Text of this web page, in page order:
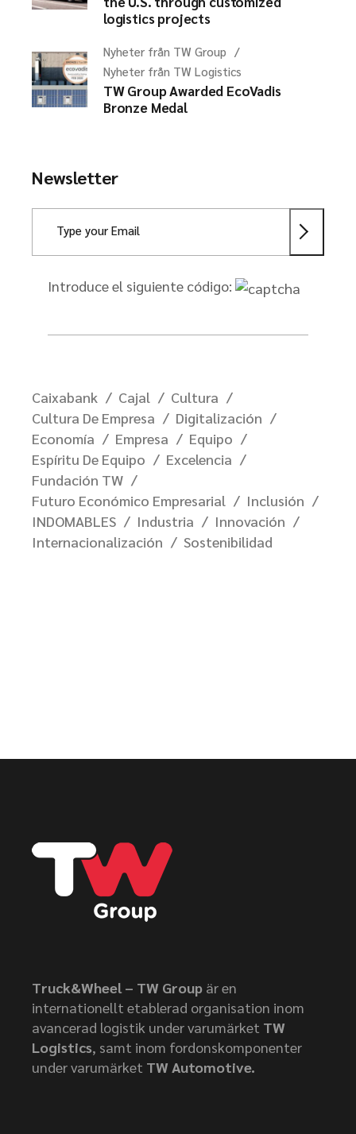
logistics projects
Nyheter från TW Group
Nyheter från TW Logistics
TW Group Awarded EcoVadis
Bronze Medal
Newsletter
Introduce el siguiente código:
Caixabank Cajal
Cultura
Cultura De Empresa
Digitalización
Economía
Empresa
Equipo
Espíritu De Equipo
Excelencia
Fundación TW
Futuro Económico Empresarial
Inclusión
INDOMABLES
Industria
Innovación
Internacionalización
Sostenibilidad
Truck&Wheel – TW Group är en
internationellt etablerad organisation inom
avancerad logistik under varumärket TW
Logistics, samt inom fordonskomponenter
under varumärket TW Automotive.